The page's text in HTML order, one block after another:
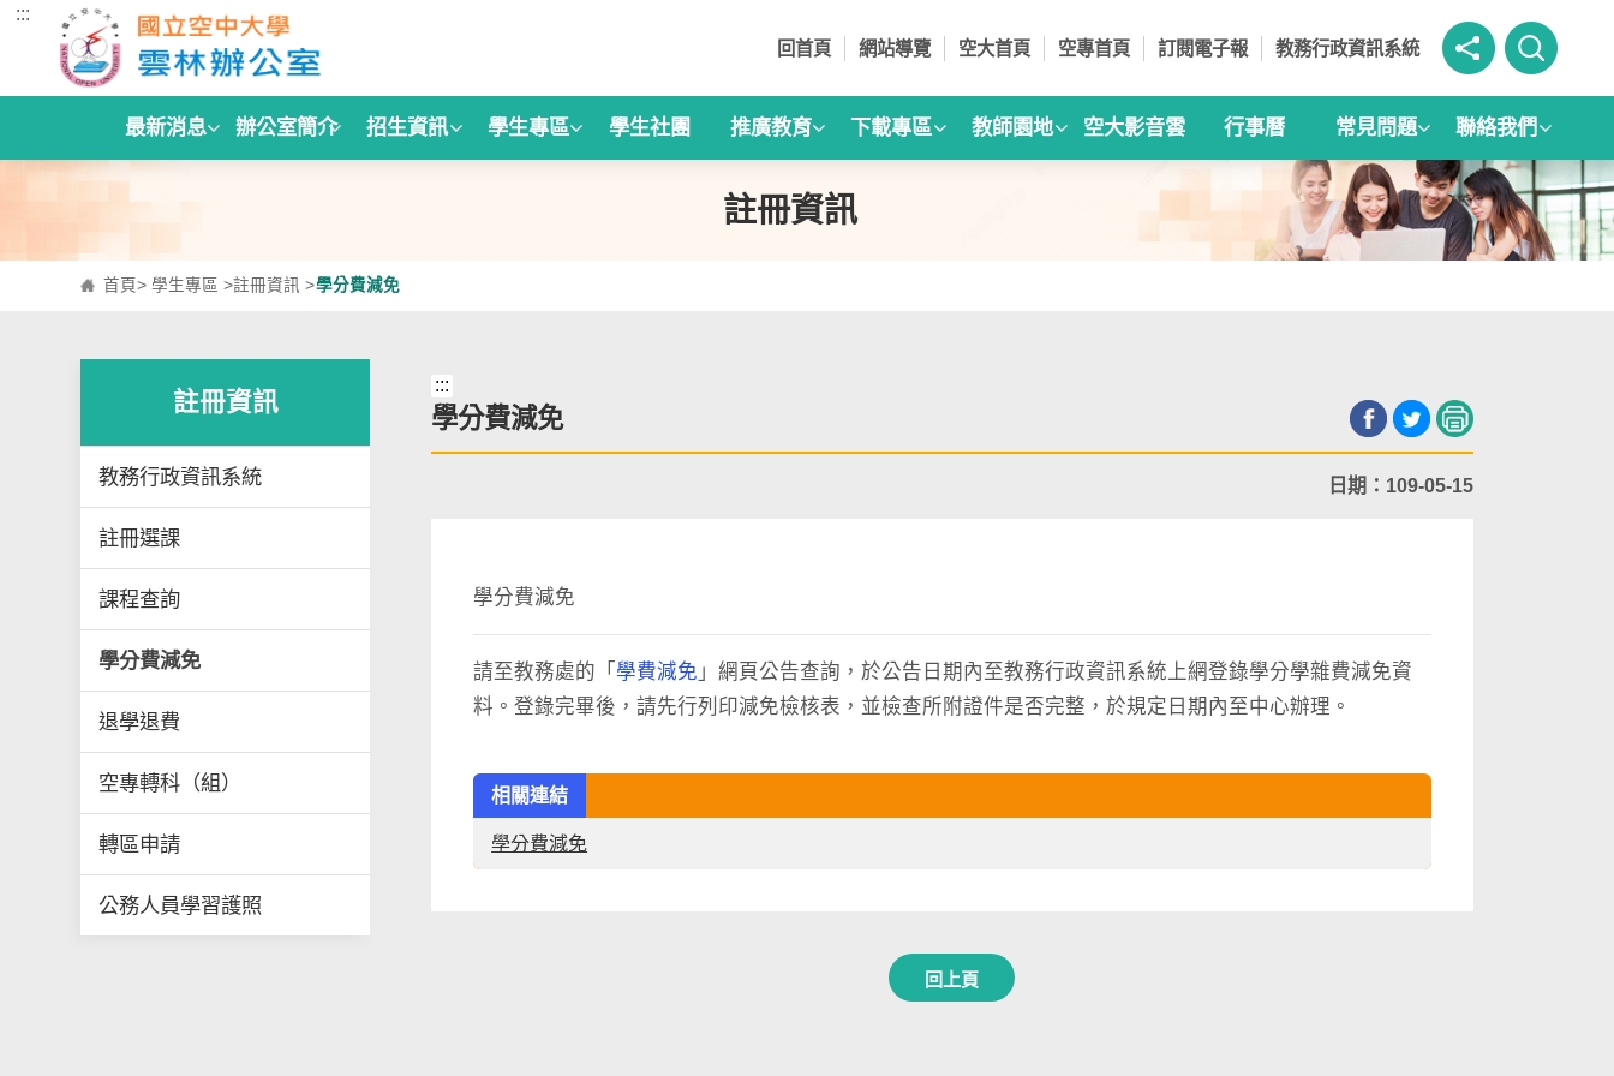
跳到主要內容區塊
:::
回首頁
網站導覽 空大首頁 空專首頁 訂閱電子報 教務行政資訊系統
最新消息 辦公室簡介 招生資訊 學生專區 學生社團 推廣教育 下載專區 教師園地 空大影音雲 行事曆 常見問題 聯絡我們
註冊資訊
首頁>學生專區 >註冊資訊 >學分費減免
註冊資訊
教務行政資訊系統
註冊選課
課程查詢
學分費減免
退學退費
空專轉科（組）
轉區申請
公務人員學習護照
:::
學分費減免
日期：109-05-15
學分費減免
請至教務處的「學費減免 」網頁公告查詢，於公告日期內至教務行政資訊系統上網登錄學分學雜費減免資
料。登錄完畢後，請先行列印減免檢核表，並檢查所附證件是否完整，於規定日期內至中心辦理。
相關連結
學分費減免
回上頁